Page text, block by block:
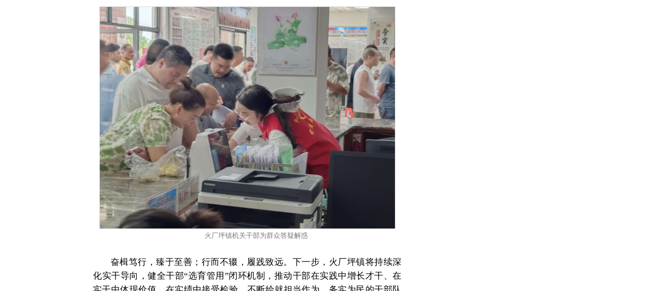
火厂坪镇机关干部为群众答疑解惑
奋楫笃行，臻于至善；行而不辍，履践致远。下一步，火厂坪镇将持续深
化实干导向，健全干部“选育管用”闭环机制，推动干部在实践中增长才干、在